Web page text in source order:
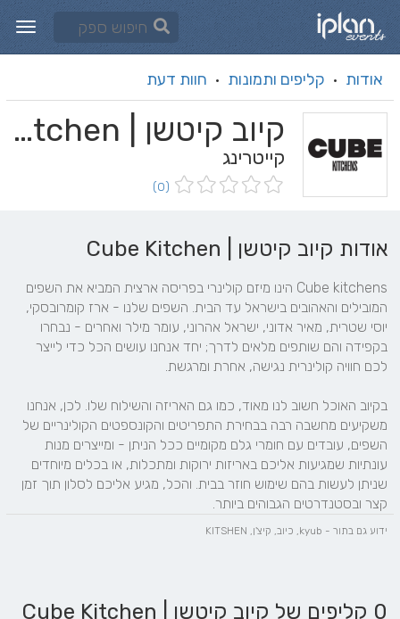
אודות · קליפים ותמונות · חוות דעת
קיוב קיטשן | Cube Kitchen
קייטרינג
(0)
אודות קיוב קיטשן | Cube Kitchen
קצר ובסטנדרטים הגבוהים ביותר.
ידוע גם בתור - kyub, כיוב, קיצ'ן, KITSHEN
0 קליפים של קיוב קיטשן | Cube Kitchen